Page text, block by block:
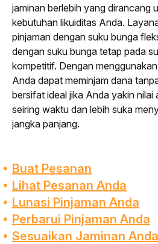
jaminan berlebih yang dirancang
kebutuhan likuiditas Anda.
pinjaman dengan suku bunga
dengan suku bunga tetap pada
kompetitif. Dengan
Anda dapat meminjam dana
bersifat ideal jika Anda yakin nilai
seiring waktu dan lebih suka
jangka panjang.
Buat Pesanan
Lihat Pesanan Anda
Lunasi Pinjaman Anda
Perbarui Pinjaman Anda
Sesuaikan Jaminan Anda